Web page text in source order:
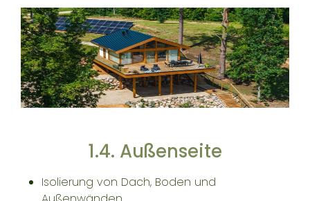
1.4. Außenseite
Isolierung von Dach, Boden und